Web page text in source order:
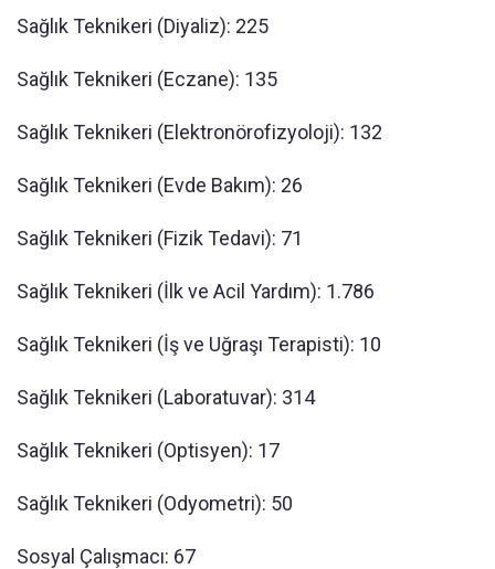
Sağlık Teknikeri (Diyaliz): 225
Sağlık Teknikeri (Eczane): 135
Sağlık Teknikeri (Elektronörofizyoloji): 132
Sağlık Teknikeri (Evde Bakım): 26
Sağlık Teknikeri (Fizik Tedavi): 71
Sağlık Teknikeri (İlk ve Acil Yardım): 1.786
Sağlık Teknikeri (İş ve Uğraşı Terapisti): 10
Sağlık Teknikeri (Laboratuvar): 314
Sağlık Teknikeri (Optisyen): 17
Sağlık Teknikeri (Odyometri): 50
Sosyal Çalışmacı: 67